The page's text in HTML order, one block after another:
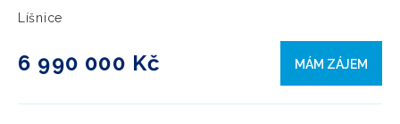
Líšnice
6 990 000 Kč MÁM ZÁJEM